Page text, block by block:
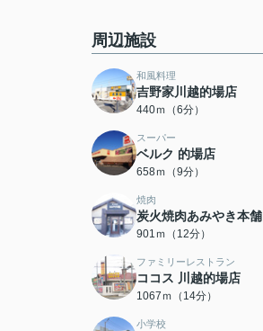
周辺施設
和風料理
吉野家川越的場店
440ｍ（6分）
スーパー
ベルク 的場店
658ｍ（9分）
焼肉
炭火焼肉あみやき本舗
901ｍ（12分）
ファミリーレストラン
ココス 川越的場店
1067ｍ（14分）
小学校